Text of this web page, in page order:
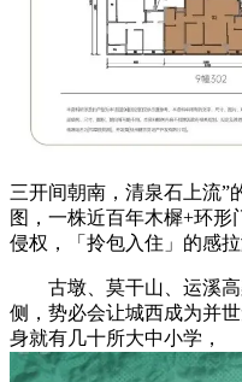
三开间朝南，清泉石上流”
图，一株近百年木樨+环形
侵权，「拎包入住」的感拉
古墩、莫干山、运溪高
侧，势必会让城西成为并
身就有几十所大中小学，